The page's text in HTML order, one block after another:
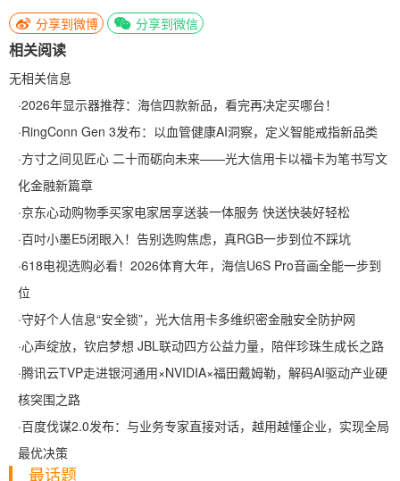
分享到微博 分享到微信
相关阅读
无相关信息
·2026年显示器推荐：海信四款新品，看完再决定买哪台！
·RingConn Gen 3发布：以血管健康AI洞察，定义智能戒指新品类
·方寸之间见匠心 二十而砺向未来——光大信用卡以福卡为笔书写文
化金融新篇章
·京东心动购物季买家电家居享送装一体服务 快送快装好轻松
·百吋小墨E5闭眼入！告别选购焦虑，真RGB一步到位不踩坑
·618电视选购必看！2026体育大年，海信U6S Pro音画全能一步到
位
·守好个人信息“安全锁”，光大信用卡多维织密金融安全防护网
·心声绽放，钦启梦想 JBL联动四方公益力量，陪伴珍珠生成长之路
·腾讯云TVP走进银河通用×NVIDIA×福田戴姆勒，解码AI驱动产业硬
核突围之路
·百度伐谋2.0发布：与业务专家直接对话，越用越懂企业，实现全局
最优决策
最话题